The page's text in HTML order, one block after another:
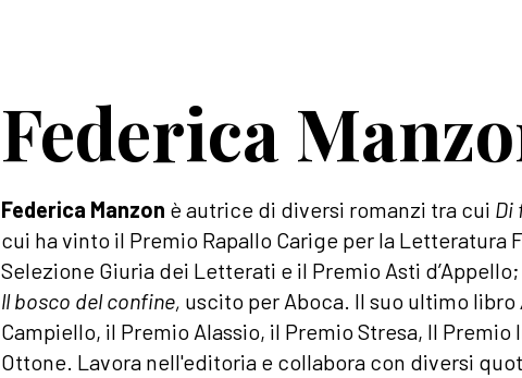
Federica
Federica Manzon è autrice di diversi romanzi tra cui Di
cui ha vinto il Premio Rapallo Carige per la Letteratura
Selezione Giuria dei Letterati e il Premio Asti d’Appello;
ll bosco del confine, uscito per Aboca. Il suo ultimo libro
Campiello, il Premio Alassio, il Premio Stresa, Il
Ottone. Lavora nell'editoria e collabora con diversi